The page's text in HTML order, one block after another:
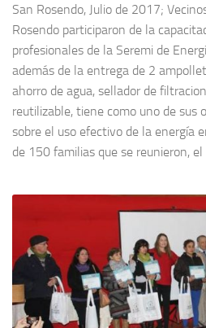
San Rosendo, Julio de 2017;
Rosendo participaron de la
profesionales de la Seremi de
además de la entrega de 2
ahorro de agua, sellador de
reutilizable, tiene como uno de sus
sobre el uso efectivo de la energía
de 150 familias que se reunieron, el